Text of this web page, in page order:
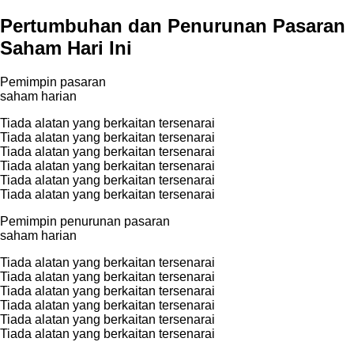
Pertumbuhan dan Penurunan Pasaran
Saham Hari Ini
Pemimpin pasaran
saham harian
Tiada alatan yang berkaitan tersenarai
Tiada alatan yang berkaitan tersenarai
Tiada alatan yang berkaitan tersenarai
Tiada alatan yang berkaitan tersenarai
Tiada alatan yang berkaitan tersenarai
Tiada alatan yang berkaitan tersenarai
Pemimpin penurunan pasaran
saham harian
Tiada alatan yang berkaitan tersenarai
Tiada alatan yang berkaitan tersenarai
Tiada alatan yang berkaitan tersenarai
Tiada alatan yang berkaitan tersenarai
Tiada alatan yang berkaitan tersenarai
Tiada alatan yang berkaitan tersenarai